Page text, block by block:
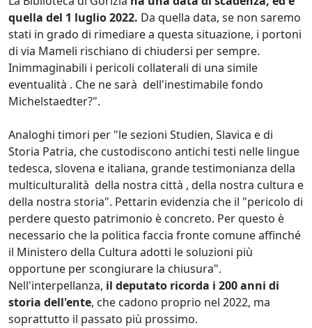
quella del 1 luglio 2022. Da quella data, se non saremo
stati in grado di rimediare a questa situazione, i portoni
di via Mameli rischiano di chiudersi per sempre.
Inimmaginabili i pericoli collaterali di una simile
eventualità . Che ne sarà dell'inestimabile fondo
Michelstaedter?".
Analoghi timori per "le sezioni Studien, Slavica e di
Storia Patria, che custodiscono antichi testi nelle lingue
tedesca, slovena e italiana, grande testimonianza della
multiculturalità della nostra città , della nostra cultura e
della nostra storia". Pettarin evidenzia che il "pericolo di
perdere questo patrimonio è concreto. Per questo è
necessario che la politica faccia fronte comune affinché
il Ministero della Cultura adotti le soluzioni più
opportune per scongiurare la chiusura".
Nell'interpellanza, il deputato ricorda i 200 anni di
storia dell'ente, che cadono proprio nel 2022, ma
soprattutto il passato più prossimo.